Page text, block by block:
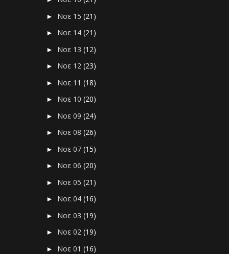
► Νοε 15(21)
► Νοε 14(21)
► Νοε 13(12)
► Νοε 12(23)
► Νοε 11(18)
► Νοε 10(20)
► Νοε 09(24)
► Νοε 08(26)
► Νοε 07(15)
► Νοε 06(20)
► Νοε 05(21)
► Νοε 04(16)
► Νοε 03(19)
► Νοε 02(19)
► Νοε 01(16)